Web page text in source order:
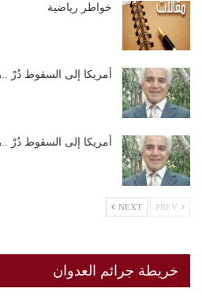
خواطر رياضية
أمريكا إلى السقوط دُرْ
أمريكا إلى السقوط دُرْ
NEXT
خريطة جرائم العدوان